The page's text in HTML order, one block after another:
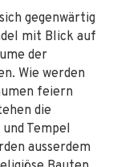
gegenwärtig
mit Blick auf
der
Wie werden
feiern
die
Tempel
ausserdem